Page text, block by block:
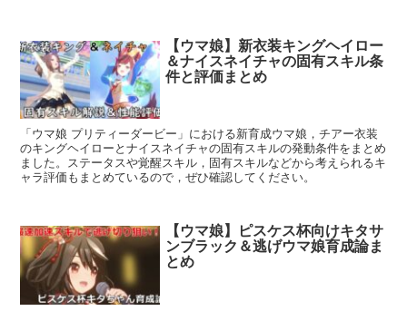
【ウマ娘】新衣装キングヘイロー
＆ナイスネイチャの固有スキル条
件と評価まとめ
「ウマ娘 プリティーダービー」における新育成ウマ娘，チアー衣装
のキングヘイローとナイスネイチャの固有スキルの発動条件をまとめ
ました。ステータスや覚醒スキル，固有スキルなどから考えられるキ
ャラ評価もまとめているので，ぜひ確認してください。
【ウマ娘】ピスケス杯向けキタサ
ンブラック＆逃げウマ娘育成論ま
とめ